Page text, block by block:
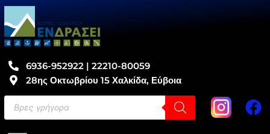
6936-952922 | 22210-80059
28ης Οκτωβρίου 15 Χαλκίδα, Εύβοια